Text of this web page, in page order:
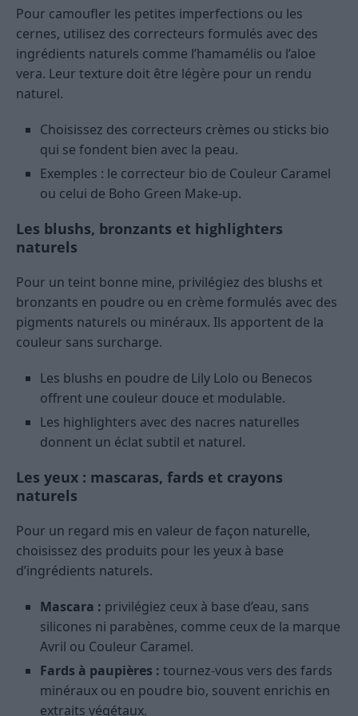
Pour camoufler les petites imperfections ou les
cernes, utilisez des correcteurs formulés avec des
ingrédients naturels comme l’hamamélis ou l’aloe
vera. Leur texture doit être légère pour un rendu
naturel.
Choisissez des correcteurs crèmes ou sticks bio
qui se fondent bien avec la peau.
Exemples : le correcteur bio de Couleur Caramel
ou celui de Boho Green Make-up.
Les blushs, bronzants et highlighters
naturels
Pour un teint bonne mine, privilégiez des blushs et
bronzants en poudre ou en crème formulés avec des
pigments naturels ou minéraux. Ils apportent de la
couleur sans surcharge.
Les blushs en poudre de Lily Lolo ou Benecos
offrent une couleur douce et modulable.
Les highlighters avec des nacres naturelles
donnent un éclat subtil et naturel.
Les yeux : mascaras, fards et crayons
naturels
Pour un regard mis en valeur de façon naturelle,
choisissez des produits pour les yeux à base
d’ingrédients naturels.
Mascara : privilégiez ceux à base d’eau, sans
silicones ni parabènes, comme ceux de la marque
Avril ou Couleur Caramel.
Fards à paupières : tournez-vous vers des fards
minéraux ou en poudre bio, souvent enrichis en
extraits végétaux.